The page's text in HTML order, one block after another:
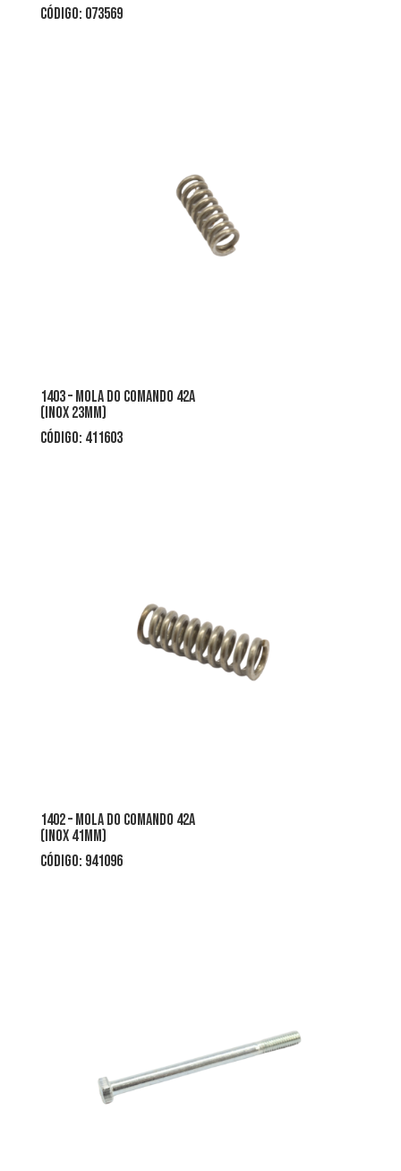
CÓDIGO: 073569
1403 – mola do comando 42a
(inox 23mm)
CÓDIGO: 411603
1402 – mola do comando 42a
(inox 41mm)
CÓDIGO: 941096